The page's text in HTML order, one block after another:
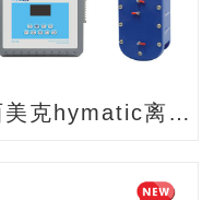
西美克hymatic离子消毒系统